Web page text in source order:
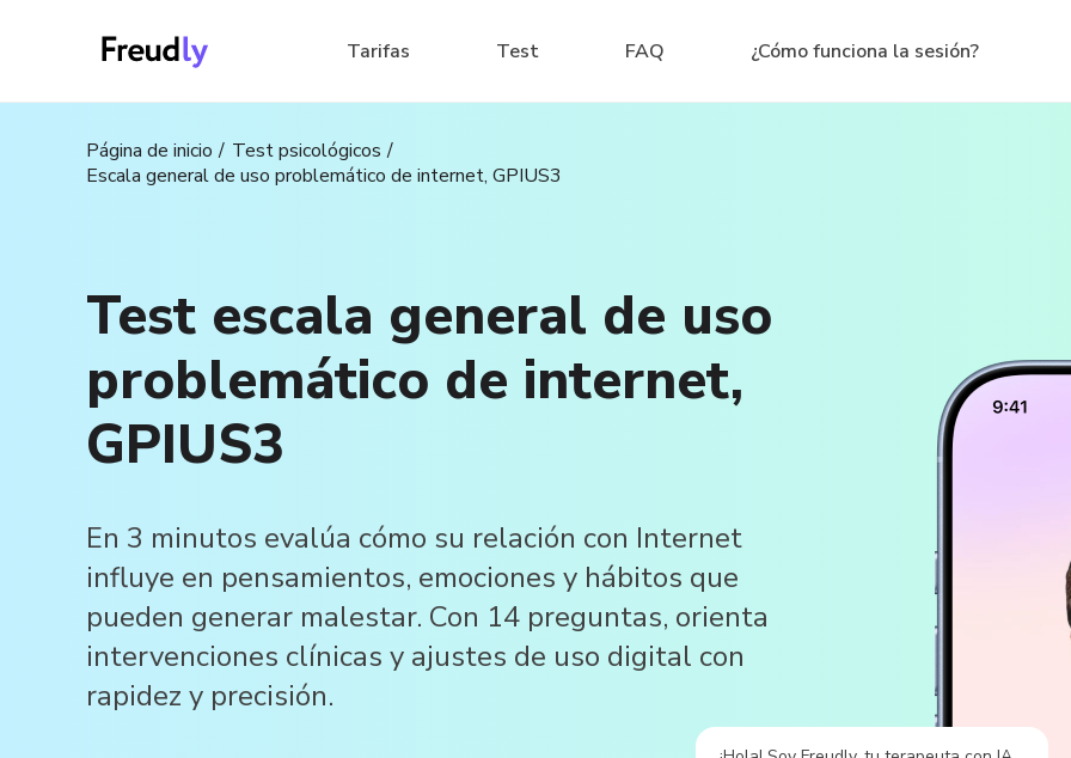
Tarifas Test FAQ ¿Cómo funciona la sesión?
Página de inicio
Test psicológicos
Escala general de uso problemático de internet, GPIUS3
Test escala general de uso
problemático de internet,
GPIUS3
En 3 minutos evalúa cómo su relación con Internet
influye en pensamientos, emociones y hábitos que
pueden generar malestar. Con 14 preguntas, orienta
intervenciones clínicas y ajustes de uso digital con
rapidez y precisión.